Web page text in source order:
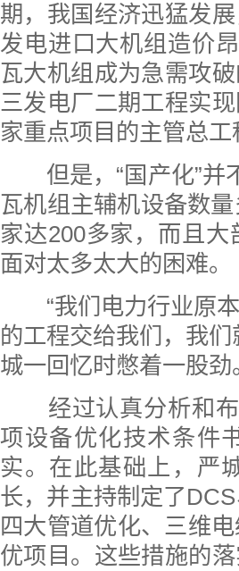
期，我国经济迅猛发
发电进口大机组造价
瓦大机组成为急需攻
三发电厂二期工程实
家重点项目的主管总工
但是，“国产化”并
瓦机组主辅机设备数
家达200多家，而且
面对太多太大的困难。
“我们电力行业原本
的工程交给我们，我
城一回忆时憋着一股劲
经过认真分析和布
项设备优化技术条件
实。在此基础上，严
长，并主持制定了
四大管道优化、三维
优项目。这些措施的